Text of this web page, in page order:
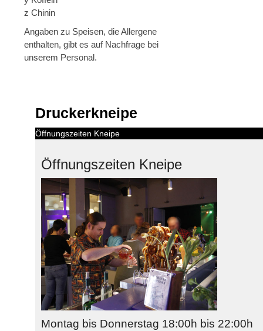
z Chinin
Angaben zu Speisen, die Allergene
enthalten, gibt es auf Nachfrage bei
unserem Personal.
Druckerkneipe
Öffnungszeiten Kneipe
Öffnungszeiten Kneipe
Montag bis Donnerstag 18:00h bis 22:00h